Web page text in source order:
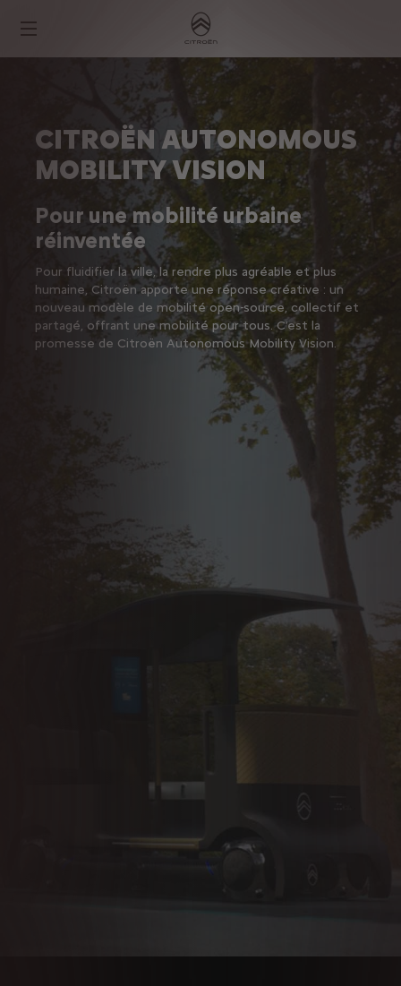
CITROËN AUTONOMOUS
MOBILITY VISION
Pour une mobilité urbaine
réinventée
Pour fluidifier la ville, la rendre plus agréable et plus
humaine, Citroën apporte une réponse créative : un
nouveau modèle de mobilité open-source, collectif et
partagé, offrant une mobilité pour tous. C’est la
promesse de Citroën Autonomous Mobility Vision.